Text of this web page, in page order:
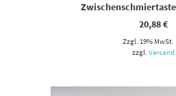
20,88€
Zzgl. 19% MwSt.
zzgl. Versand